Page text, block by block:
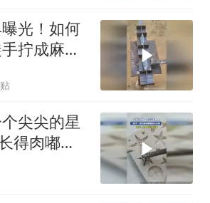
光！如何
拧成麻花
尖尖的星
得肉嘟嘟